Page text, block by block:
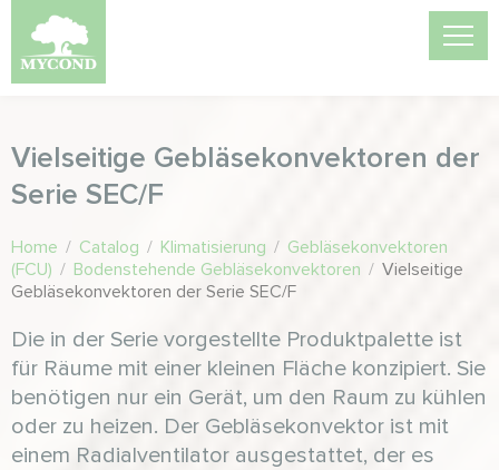
Vielseitige Gebläsekonvektoren der
Serie SEC/F
Home / Catalog / Klimatisierung / Gebläsekonvektoren
(FCU) / Bodenstehende Gebläsekonvektoren / Vielseitige
Gebläsekonvektoren der Serie SEC/F
Die in der Serie vorgestellte Produktpalette ist
für Räume mit einer kleinen Fläche konzipiert. Sie
benötigen nur ein Gerät, um den Raum zu kühlen
oder zu heizen. Der Gebläsekonvektor ist mit
einem Radialventilator ausgestattet, der es